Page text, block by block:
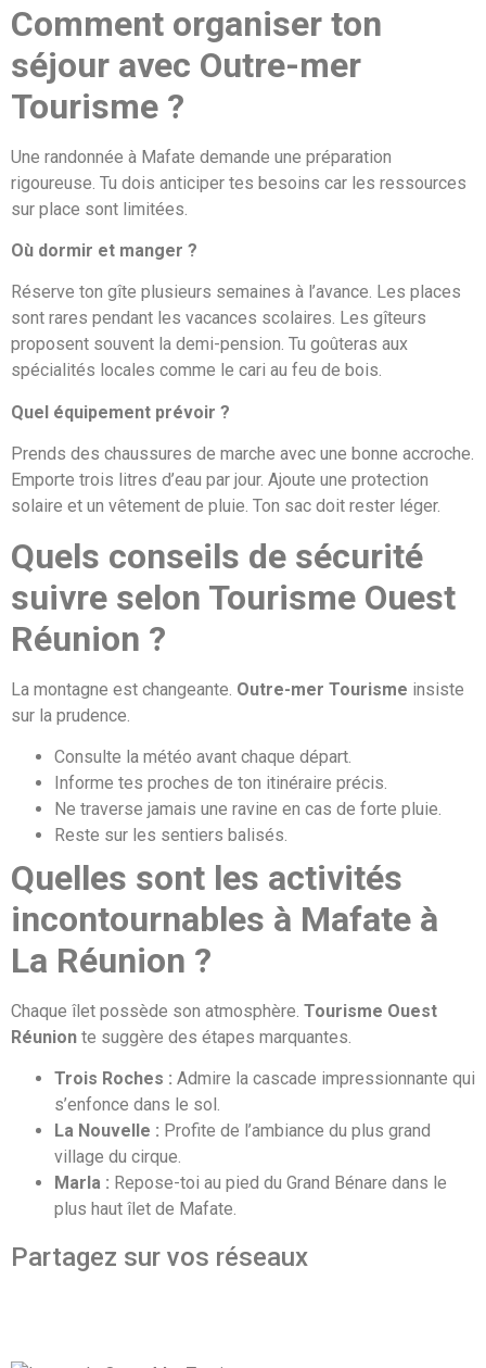
Comment organiser ton
séjour avec Outre-mer
Tourisme ?
Une randonnée à Mafate demande une préparation
rigoureuse. Tu dois anticiper tes besoins car les ressources
sur place sont limitées.
Où dormir et manger ?
Réserve ton gîte plusieurs semaines à l’avance. Les places
sont rares pendant les vacances scolaires. Les gîteurs
proposent souvent la demi-pension. Tu goûteras aux
spécialités locales comme le cari au feu de bois.
Quel équipement prévoir ?
Prends des chaussures de marche avec une bonne accroche.
Emporte trois litres d’eau par jour. Ajoute une protection
solaire et un vêtement de pluie. Ton sac doit rester léger.
Quels conseils de sécurité
suivre selon Tourisme Ouest
Réunion ?
La montagne est changeante. Outre-mer Tourisme insiste
sur la prudence.
Consulte la météo avant chaque départ.
Informe tes proches de ton itinéraire précis.
Ne traverse jamais une ravine en cas de forte pluie.
Reste sur les sentiers balisés.
Quelles sont les activités
incontournables à Mafate à
La Réunion ?
Chaque îlet possède son atmosphère. Tourisme Ouest
Réunion te suggère des étapes marquantes.
Trois Roches : Admire la cascade impressionnante qui
s’enfonce dans le sol.
La Nouvelle : Profite de l’ambiance du plus grand
village du cirque.
Marla : Repose-toi au pied du Grand Bénare dans le
plus haut îlet de Mafate.
Partagez sur vos réseaux